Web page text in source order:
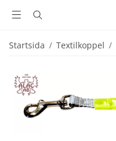
Startsida / Textilkoppel /